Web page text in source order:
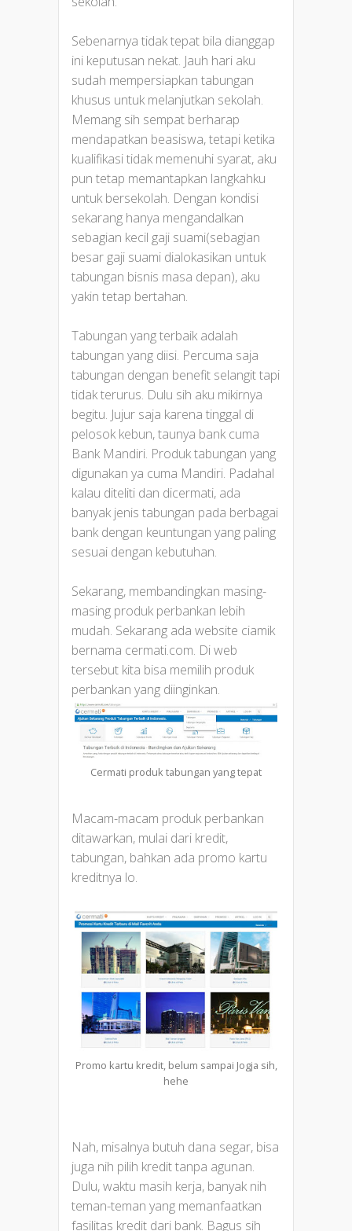
Sebenarnya tidak tepat bila dianggap
ini keputusan nekat. Jauh hari aku
sudah mempersiapkan tabungan
khusus untuk melanjutkan sekolah.
Memang sih sempat berharap
mendapatkan beasiswa, tetapi ketika
kualifikasi tidak memenuhi syarat, aku
pun tetap memantapkan langkahku
untuk bersekolah. Dengan kondisi
sekarang hanya mengandalkan
sebagian kecil gaji suami(sebagian
besar gaji suami dialokasikan untuk
tabungan bisnis masa depan), aku
yakin tetap bertahan.
Tabungan yang terbaik adalah
tabungan yang diisi. Percuma saja
tabungan dengan benefit selangit tapi
tidak terurus. Dulu sih aku mikirnya
begitu. Jujur saja karena tinggal di
pelosok kebun, taunya bank cuma
Bank Mandiri. Produk tabungan yang
digunakan ya cuma Mandiri. Padahal
kalau diteliti dan dicermati, ada
banyak jenis tabungan pada berbagai
bank dengan keuntungan yang paling
sesuai dengan kebutuhan.
Sekarang, membandingkan masing-
masing produk perbankan lebih
mudah. Sekarang ada website ciamik
bernama cermati.com. Di web
tersebut kita bisa memilih produk
perbankan yang diinginkan.
Cermati produk tabungan yang tepat
Macam-macam produk perbankan
ditawarkan, mulai dari kredit,
tabungan, bahkan ada promo kartu
kreditnya lo.
Promo kartu kredit, belum sampai Jogja sih,
hehe
Nah, misalnya butuh dana segar, bisa
juga nih pilih kredit tanpa agunan.
Dulu, waktu masih kerja, banyak nih
teman-teman yang memanfaatkan
fasilitas kredit dari bank. Bagus sih